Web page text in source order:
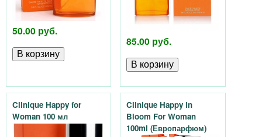
р
о
д
а
ж
50.00 руб.
85.00 руб.
Clinique Happy for
Woman 100 мл
Clinique Happy in
Bloom For Woman
100ml (Европарфюм)